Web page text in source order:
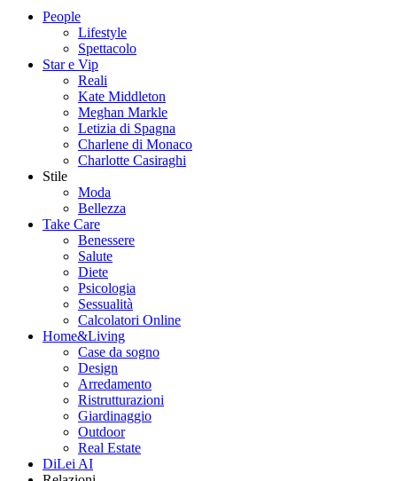
People
Lifestyle
Spettacolo
Star e Vip
Reali
Kate Middleton
Meghan Markle
Letizia di Spagna
Charlene di Monaco
Charlotte Casiraghi
Stile
Moda
Bellezza
Take Care
Benessere
Salute
Diete
Psicologia
Sessualità
Calcolatori Online
Home&Living
Case da sogno
Design
Arredamento
Ristrutturazioni
Giardinaggio
Outdoor
Real Estate
DiLei AI